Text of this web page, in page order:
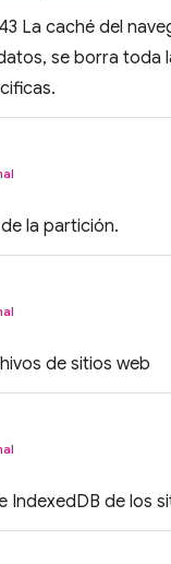
La caché del
se borra toda
la partición.
de sitios web
IndexedDB de los